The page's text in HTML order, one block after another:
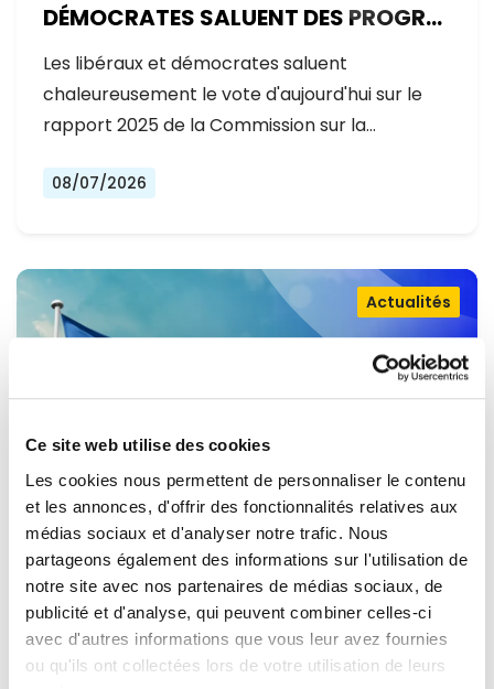
Ce site web utilise des cookies
Les cookies nous permettent de personnaliser le contenu
et les annonces, d'offrir des fonctionnalités relatives aux
médias sociaux et d'analyser notre trafic. Nous
partageons également des informations sur l'utilisation de
notre site avec nos partenaires de médias sociaux, de
publicité et d'analyse, qui peuvent combiner celles-ci
avec d'autres informations que vous leur avez fournies
ou qu'ils ont collectées lors de votre utilisation de leurs
DÉMOCRATES SALUENT DES PROGRÈS
EXCEPTIONNELS SUR LA VOIE DE
L'ADHÉSION À L'UE
Les libéraux et démocrates saluent
chaleureusement le vote d'aujourd'hui sur le
rapport 2025 de la Commission sur la…
08/07/2026
OUVRIR LA PORTE À L'UKRAINE,
MAINTENIR LA PRESSION SUR LA
RUSSIE
Actualités
Renew Europe appelle l'Ukraine à accélérer la